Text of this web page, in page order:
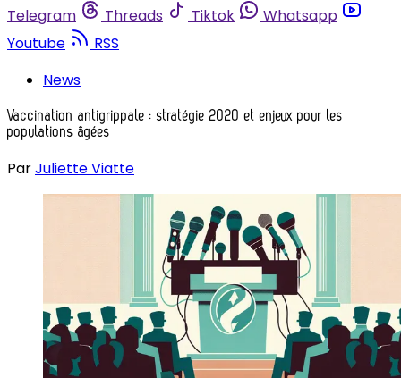
Telegram
Threads Tiktok
Whatsapp
Youtube
RSS
News
Vaccination antigrippale : stratégie 2020 et enjeux pour les
populations âgées
ParJuliette Viatte